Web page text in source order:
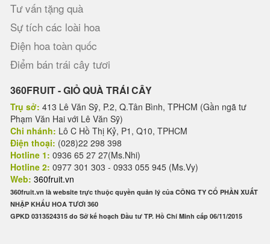
Tư vấn tặng quà
Sự tích các loài hoa
Điện hoa toàn quốc
Điểm bán trái cây tươi
360FRUIT - GIỎ QUÀ TRÁI CÂY
Trụ sở: 413 Lê Văn Sỹ, P.2, Q.Tân Bình, TPHCM (Gần ngã tư
Phạm Văn Hai với Lê Văn Sỹ)
Chi nhánh: Lô C Hồ Thị Kỷ, P1, Q10, TPHCM
Điện thoại: (028)22 298 398
Hotline 1: 0936 65 27 27(Ms.Nhi)
Hotline 2: 0977 301 303 - 0933 055 945 (Ms.Vy)
Web: 360fruit.vn
360fruit.vn là website trực thuộc quyền quản lý của CÔNG TY CỔ PHẦN XUẤT
NHẬP KHẨU HOA TƯƠI 360
GPKD 0313524315 do Sở kế hoạch Đầu tư TP. Hồ Chí Minh cấp 06/11/2015